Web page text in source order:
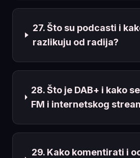
27. Što su podcasti i
razlikuju od radija?
28. Što je DAB+ i kako
FM i internetskog
29. Kako komentirati i